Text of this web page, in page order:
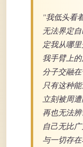
"我低头看
无法界定
定我从哪
我手臂上
分子交融
只有这种
立刻被周
再也无法
自己无比
与一切存